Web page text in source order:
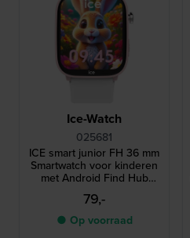
Ice-Watch
025681
ICE smart junior FH 36 mm
Smartwatch voor kinderen
met Android Find Hub
geolocatie functionaliteit
79,-
● Op voorraad